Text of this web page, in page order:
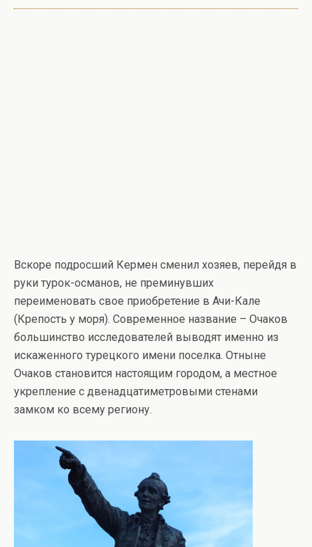
Вскоре подросший Кермен сменил хозяев, перейдя в
руки турок-османов, не преминувших
переименовать свое приобретение в Ачи-Кале
(Крепость у моря). Современное название – Очаков
большинство исследователей выводят именно из
искаженного турецкого имени поселка. Отныне
Очаков становится настоящим городом, а местное
укрепление с двенадцатиметровыми стенами
замком ко всему региону.